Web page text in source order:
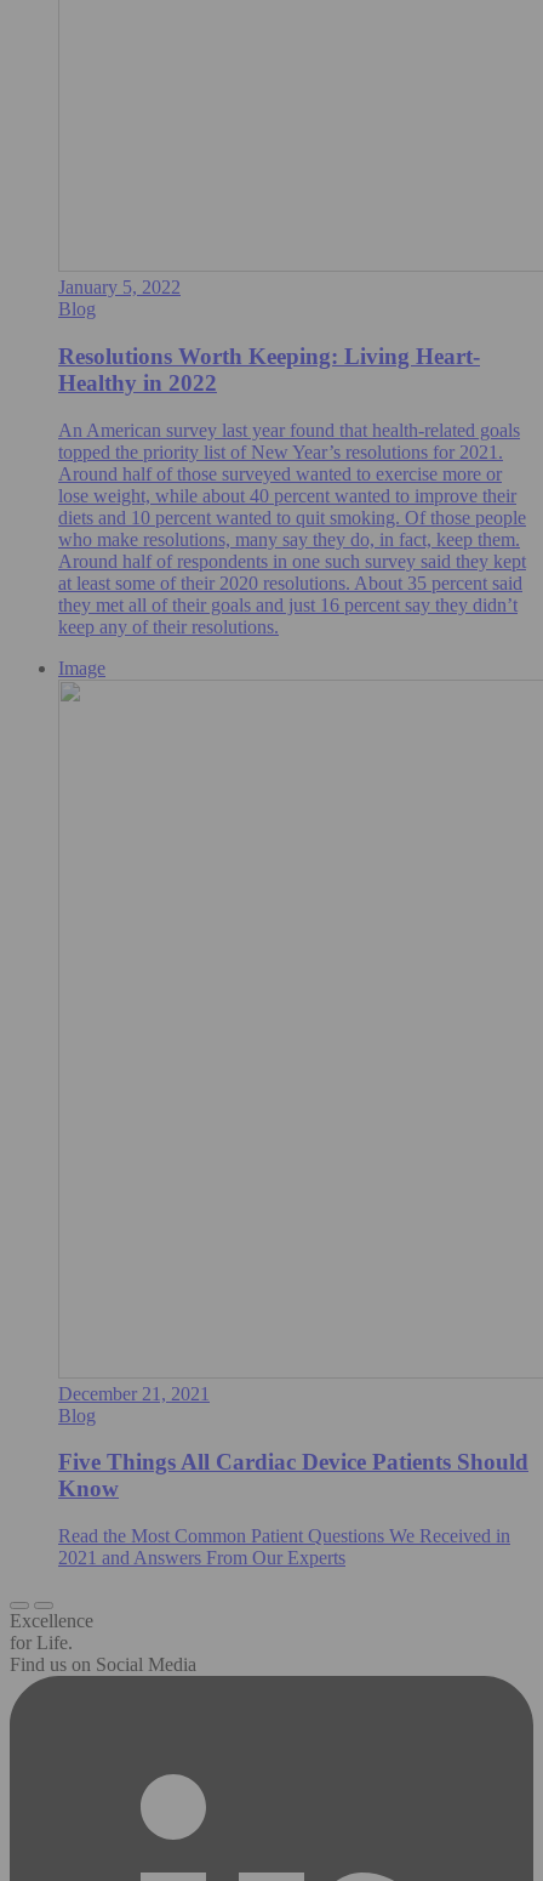
January 5, 2022
Blog
Resolutions Worth Keeping: Living Heart-
Healthy in 2022
An American survey last year found that health-related goals
topped the priority list of New Year’s resolutions for 2021.
Around half of those surveyed wanted to exercise more or
lose weight, while about 40 percent wanted to improve their
diets and 10 percent wanted to quit smoking. Of those people
who make resolutions, many say they do, in fact, keep them.
Around half of respondents in one such survey said they kept
at least some of their 2020 resolutions. About 35 percent said
they met all of their goals and just 16 percent say they didn’t
keep any of their resolutions.
Image
December 21, 2021
Blog
Five Things All Cardiac Device Patients Should
Know
Read the Most Common Patient Questions We Received in
2021 and Answers From Our Experts
Excellence
for Life.
Find us on Social Media